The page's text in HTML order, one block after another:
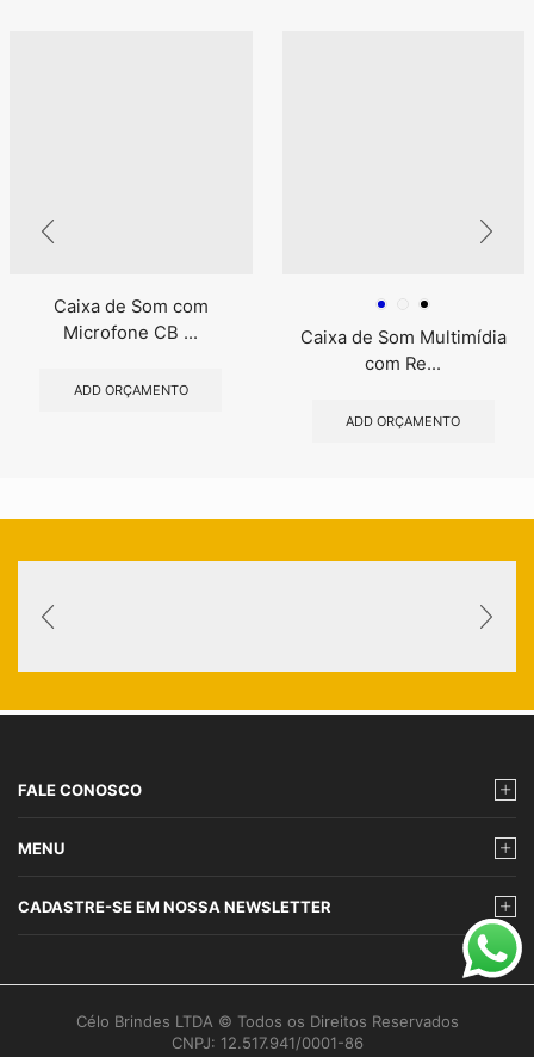
Caixa de Som com
Microfone CB ...
ADD ORÇAMENTO
Caixa de Som Multimídia
com Re...
ADD ORÇAMENTO
FALE CONOSCO
MENU
CADASTRE-SE EM NOSSA NEWSLETTER
Célo Brindes LTDA © Todos os Direitos Reservados
CNPJ: 12.517.941/0001-86